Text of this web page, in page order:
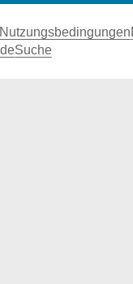
Nutzungsbedingungen
Suche